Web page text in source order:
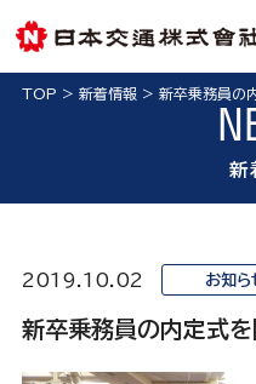
TOP > 新着情報> 新卒乗務員の
新
2019.10.02 お知ら
新卒乗務員の内定式を